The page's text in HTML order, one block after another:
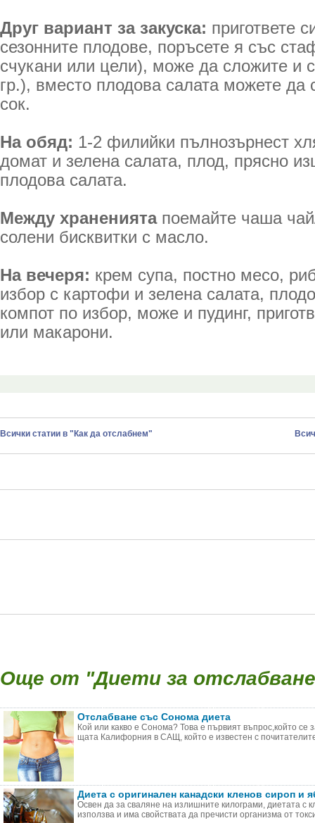
Друг вариант за закуска: пригответе
сезонните плодове, поръсете я със
счукани или цели), може да сложите и
гр.), вместо плодова салата можете да
сок.
На обяд: 1-2 филийки пълнозърнест
домат и зелена салата, плод, прясно
плодова салата.
Между хранениятапоемайте чаша
солени бисквитки с масло.
На вечеря: крем супа, постно месо,
избор с картофи и зелена салата,
компот по избор, може и пудинг,
или макарони.
Всички статии в "Как да отслабнем"
Още от "Диети за
Отслабване със Сонома диета
Кой или какво е Сонома? Това е първият въпрос,който се
щата Калифорния в САЩ, който е известен с
Диета с оригинален канадски кленов сироп и
Освен да за сваляне на излишните килограми, диетата с
използва и има свойствата да пречисти организма от